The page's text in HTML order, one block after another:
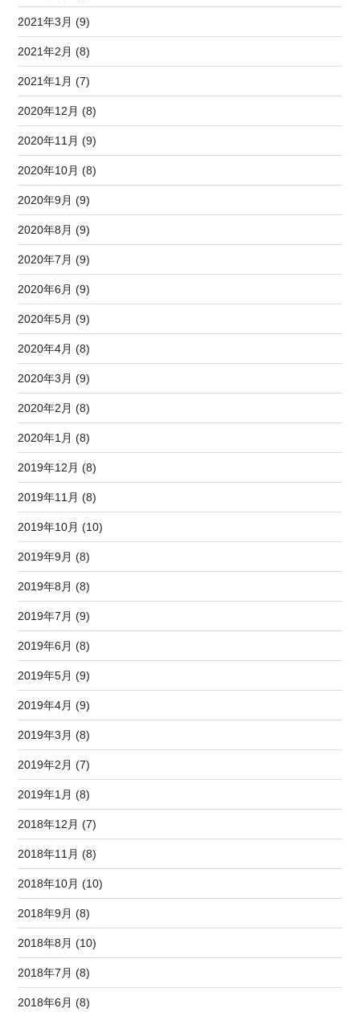
2021年3月 (9)
2021年2月 (8)
2021年1月 (7)
2020年12月 (8)
2020年11月 (9)
2020年10月 (8)
2020年9月 (9)
2020年8月 (9)
2020年7月 (9)
2020年6月 (9)
2020年5月 (9)
2020年4月 (8)
2020年3月 (9)
2020年2月 (8)
2020年1月 (8)
2019年12月 (8)
2019年11月 (8)
2019年10月 (10)
2019年9月 (8)
2019年8月 (8)
2019年7月 (9)
2019年6月 (8)
2019年5月 (9)
2019年4月 (9)
2019年3月 (8)
2019年2月 (7)
2019年1月 (8)
2018年12月 (7)
2018年11月 (8)
2018年10月 (10)
2018年9月 (8)
2018年8月 (10)
2018年7月 (8)
2018年6月 (8)